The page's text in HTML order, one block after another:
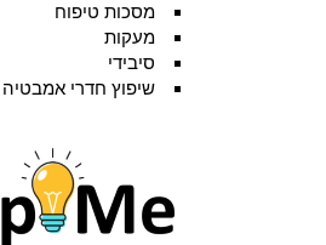
מסכות טיפוח
מעקות
סיבידי
שיפוץ חדרי אמבטיה